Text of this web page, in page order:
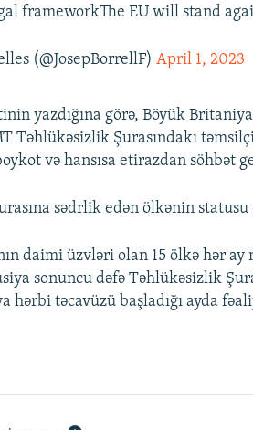
frameworkThe EU will stand
(@JosepBorrellF) April 1, 2023
yazdığına görə, Böyük
Təhlükəsizlik Şurasındakı
və hansısa etirazdan söhbət
sədrlik edən ölkənin statusu
daimi üzvləri olan 15 ölkə hər
sonuncu dəfə Təhlükəsizlik
hərbi təcavüzü başladığı ayda